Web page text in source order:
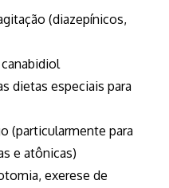
(diazepínicos,
dietas especiais para
(particularmente para
e atônicas)
exerese de